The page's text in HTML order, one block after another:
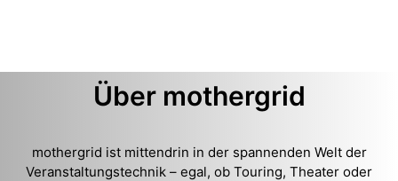
Über mothergrid
mothergrid ist mittendrin in der spannenden Welt der
Veranstaltungstechnik – egal, ob Touring, Theater oder